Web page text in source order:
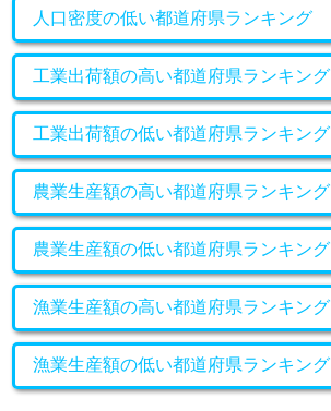
人口密度の低い都道府県ランキング
工業出荷額の高い都道府県ランキング
工業出荷額の低い都道府県ランキング
農業生産額の高い都道府県ランキング
農業生産額の低い都道府県ランキング
漁業生産額の高い都道府県ランキング
漁業生産額の低い都道府県ランキング